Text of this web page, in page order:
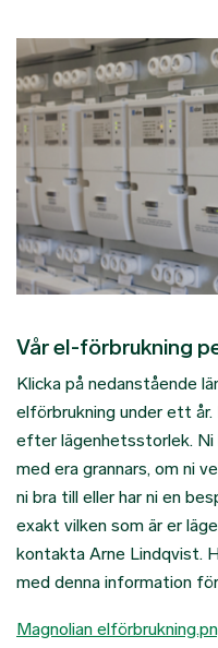
Vår el-förbrukning
Klicka på nedanstående
elförbrukning under ett
efter lägenhetsstorlek. Ni
med era grannars, om ni
ni bra till eller har ni en
exakt vilken som är er
kontakta Arne Lindqvist.
med denna information
Magnolian